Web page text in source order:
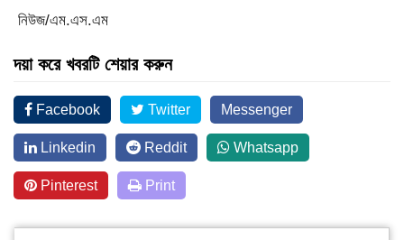
নিউজ/এম.এস.এম
দয়া করে খবরটি শেয়ার করুন
Facebook Twitter Messenger
Linkedin Reddit Whatsapp
Pinterest Print